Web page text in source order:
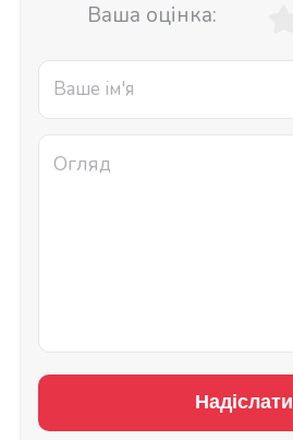
Ваша оцінка:
Надіслати